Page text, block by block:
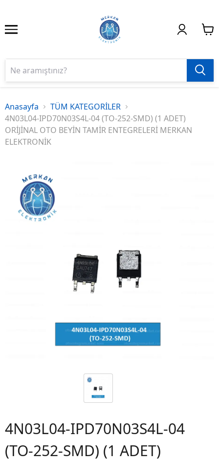
Anasayfa
TÜM KATEGORİLER
4N03L04-IPD70N03S4L-04 (TO-252-SMD) (1 ADET)
ORİJİNAL OTO BEYİN TAMİR ENTEGRELERİ MERKAN
ELEKTRONİK
4N03L04-IPD70N03S4L-04
(TO-252-SMD) (1 ADET)